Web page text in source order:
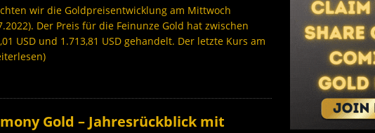
Aktie: Umbau in Skandinavien nach Schweden-Deal
wir die Goldpreisentwicklung am Mittwoch
Der Preis für die Feinunze Gold hat zwischen
USD und 1.713,81 USD gehandelt. Der letzte Kurs am
Gold – Jahresrückblick mit